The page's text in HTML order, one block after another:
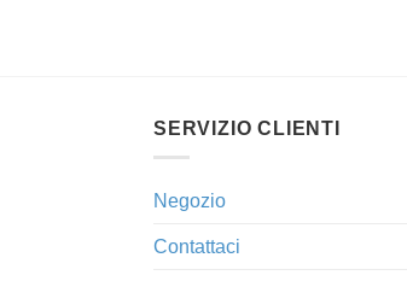
SERVIZIO CLIENTI
Negozio
Contattaci